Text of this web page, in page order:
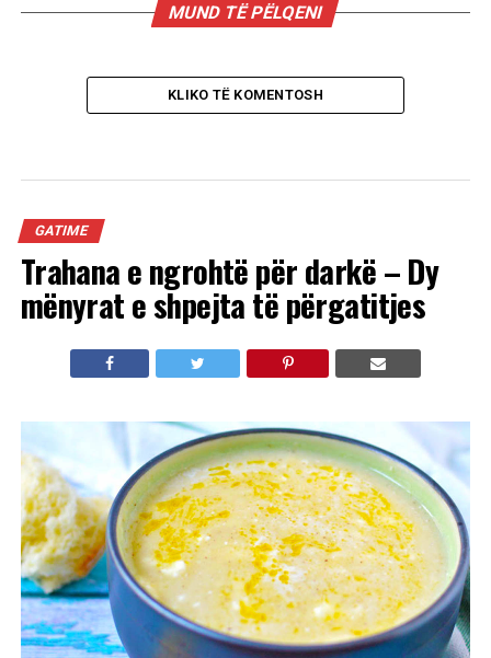
MUND TË PËLQENI
KLIKO TË KOMENTOSH
GATIME
Trahana e ngrohtë për darkë – Dy
mënyrat e shpejta të përgatitjes